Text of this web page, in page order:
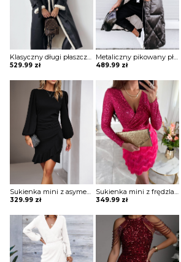
Klasyczny długi płaszcz z futrem i paskiem Sherri
529.99 zł
Metaliczny pikowany płaszcz z wysoką stójką Mako
489.99 zł
Sukienka mini z asymetryczną falbaną Maguelonne
329.99 zł
Sukienka mini z frędzlami na spódnicy Potita
349.99 zł